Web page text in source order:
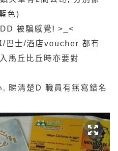
色)
被騙感覺! >_<
/巴士/酒店voucher 都有
馬丘比丘時亦要對
睇清楚D 職員有無寫錯名